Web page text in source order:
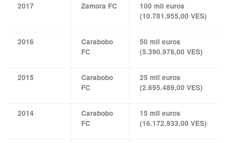
2017 Zamora FC
100 mil euros
(10.781.955,00 VES)
2016
Carabobo
FC
50 mil euros
(5.390.978,00 VES)
2015
Carabobo
FC
25 mil euros
(2.695.489,00 VES)
2014
Carabobo
FC
15 mil euros
(16.172.933,00 VES)